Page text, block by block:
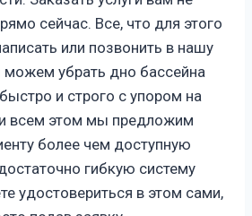
сейчас. Все, что для этого
или позвонить в нашу
убрать дно бассейна
и строго с упором на
всем этом мы предложим
более чем доступную
гибкую систему
удостовериться в этом сами,